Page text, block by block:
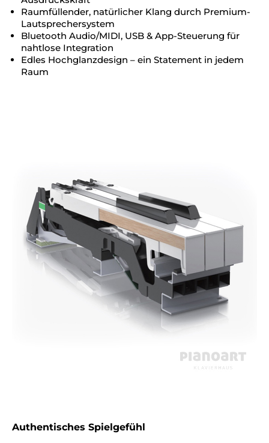
Raumfüllender, natürlicher Klang durch Premium-
Lautsprechersystem
Bluetooth Audio/MIDI, USB & App-Steuerung für
nahtlose Integration
Edles Hochglanzdesign – ein Statement in jedem
Raum
Authentisches Spielgefühl